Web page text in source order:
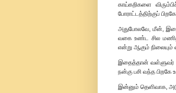
காய்கறிகளை
போராட்டத்திற்குப்
அதுபோலவே, மீன்,
வகை உண்ட சில
என்று ஆகும் நிலையும்
இதைத்தான் வள்ளுவர் -
நன்கு பசி வந்த பிறகே
இன்னும் தெளிவாக,